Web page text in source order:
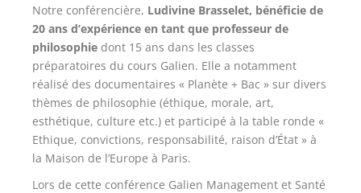
Notre conférencière, Ludivine Brasselet, bénéficie de
20 ans d’expérience en tant que professeur de
philosophie dont 15 ans dans les classes
préparatoires du cours Galien. Elle a notamment
réalisé des documentaires « Planète + Bac » sur divers
thèmes de philosophie (éthique, morale, art,
esthétique, culture etc.) et participé à la table ronde «
Ethique, convictions, responsabilité, raison d’État » à
la Maison de l’Europe à Paris.
Lors de cette conférence Galien Management et Santé